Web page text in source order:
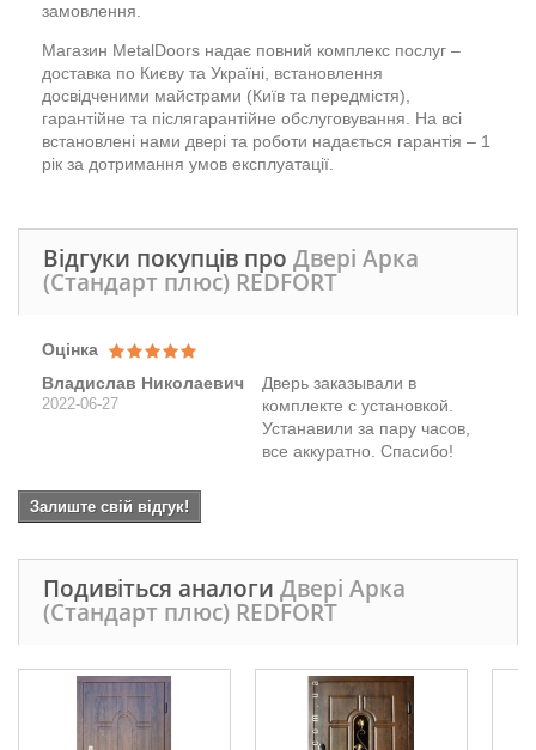
замовлення.
Магазин MetalDoors надає повний комплекс послуг –
доставка по Києву та Україні, встановлення
досвідченими майстрами (Київ та передмістя),
гарантійне та післягарантійне обслуговування. На всі
встановлені нами двері та роботи надається гарантія – 1
рік за дотримання умов експлуатації.
Відгуки покупців про Двері Арка
(Стандарт плюс) REDFORT
Оцінка
Владислав Николаевич
2022-06-27
Дверь заказывали в
комплекте с установкой.
Устанавили за пару часов,
все аккуратно. Спасибо!
Залиште свій відгук!
Подивіться аналоги Двері Арка
(Стандарт плюс) REDFORT